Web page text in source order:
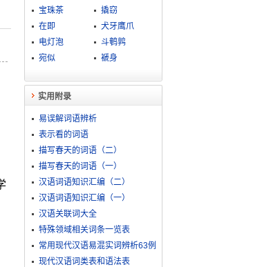
宝珠茶
撬窃
在即
犬牙鹰爪
电灯泡
斗鹌鹑
宛似
褫身
实用附录
易误解词语辨析
表示看的词语
描写春天的词语（二）
描写春天的词语（一）
汉语词语知识汇编（二）
汉语词语知识汇编（一）
汉语关联词大全
特殊领域相关词条一览表
常用现代汉语易混实词辨析63例
现代汉语词类表和语法表